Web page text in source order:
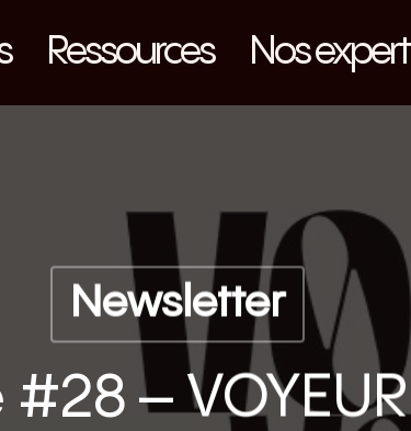
Ressources Nos
Newsletter
–